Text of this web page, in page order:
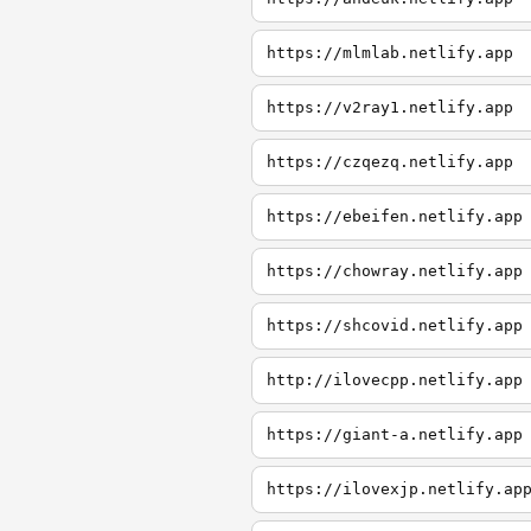
https://mlmlab.netlify.app
https://v2ray1.netlify.app
https://czqezq.netlify.app
https://ebeifen.netlify.app
https://chowray.netlify.app
https://shcovid.netlify.app
http://ilovecpp.netlify.app
https://giant-a.netlify.app
https://ilovexjp.netlify.app